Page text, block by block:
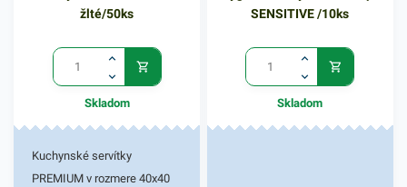
žlté/50ks
Skladom
Kuchynské servítky
PREMIUM v rozmere 40x40
SENSITIVE /10ks
Skladom